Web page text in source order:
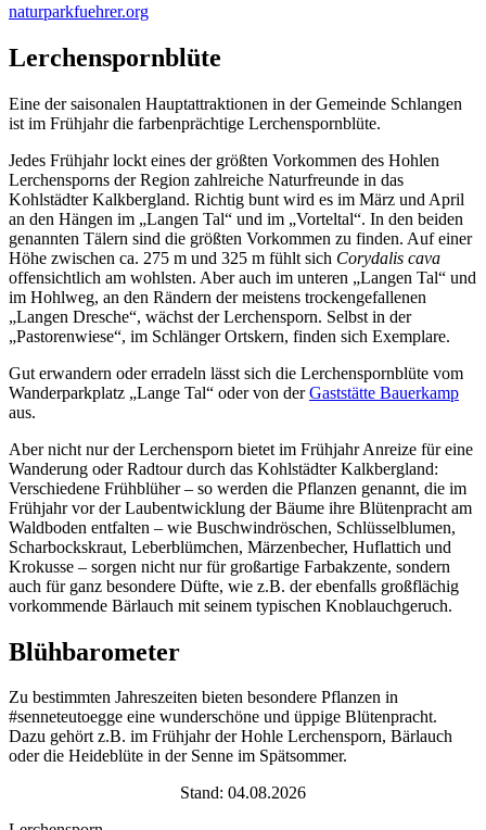
naturparkfuehrer.org
Lerchenspornblüte
Eine der saisonalen Hauptattraktionen in der Gemeinde Schlangen
ist im Frühjahr die farbenprächtige Lerchenspornblüte.
Jedes Frühjahr lockt eines der größten Vorkommen des Hohlen
Lerchensporns der Region zahlreiche Naturfreunde in das
Kohlstädter Kalkbergland. Richtig bunt wird es im März und April
an den Hängen im „Langen Tal“ und im „Vorteltal“. In den beiden
genannten Tälern sind die größten Vorkommen zu finden. Auf einer
Höhe zwischen ca. 275 m und 325 m fühlt sich Corydalis cava
offensichtlich am wohlsten. Aber auch im unteren „Langen Tal“ und
im Hohlweg, an den Rändern der meistens trockengefallenen
„Langen Dresche“, wächst der Lerchensporn. Selbst in der
„Pastorenwiese“, im Schlänger Ortskern, finden sich Exemplare.
Gut erwandern oder erradeln lässt sich die Lerchenspornblüte vom
Wanderparkplatz „Lange Tal“ oder von derGaststätte Bauerkamp
aus.
Aber nicht nur der Lerchensporn bietet im Frühjahr Anreize für eine
Wanderung oder Radtour durch das Kohlstädter Kalkbergland:
Verschiedene Frühblüher – so werden die Pflanzen genannt, die im
Frühjahr vor der Laubentwicklung der Bäume ihre Blütenpracht am
Waldboden entfalten – wie Buschwindröschen, Schlüsselblumen,
Scharbockskraut, Leberblümchen, Märzenbecher, Huflattich und
Krokusse – sorgen nicht nur für großartige Farbakzente, sondern
auch für ganz besondere Düfte, wie z.B. der ebenfalls großflächig
vorkommende Bärlauch mit seinem typischen Knoblauchgeruch.
Blühbarometer
Zu bestimmten Jahreszeiten bieten besondere Pflanzen in
#senneteutoegge eine wunderschöne und üppige Blütenpracht.
Dazu gehört z.B. im Frühjahr der Hohle Lerchensporn, Bärlauch
oder die Heideblüte in der Senne im Spätsommer.
Stand: 04.08.2026